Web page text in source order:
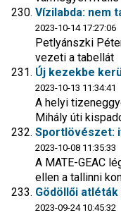
Vízilabda: nem
2023-10-14 17:27:06
Petlyánszki
vezeti a tabellát
Új kezekbe
2023-10-13 11:34:41
A helyi
Mihály úti
Sportlövészet:
2023-10-08 11:35:33
A MATE-GEAC
ellen a tallinni
Gödöllői
2023-09-24 10:45:32